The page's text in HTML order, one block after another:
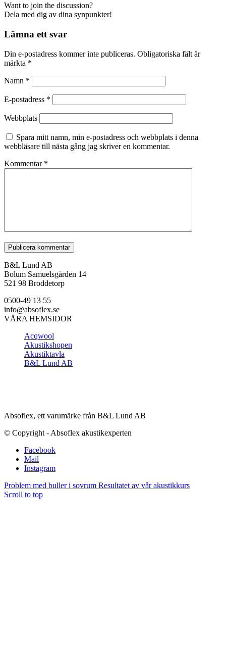
Want to join the discussion?
Dela med dig av dina synpunkter!
Lämna ett svar
Din e-postadress kommer inte publiceras. Obligatoriska fält är
märkta *
Namn *
E-postadress *
Webbplats
Spara mitt namn, min e-postadress och webbplats i denna
webbläsare till nästa gång jag skriver en kommentar.
Kommentar *
B&L Lund AB
Bolum Samuelsgården 14
521 98 Broddetorp
0500-49 13 55
info@absoflex.se
VÅRA HEMSIDOR
Acqwool
Akustikshopen
Akustiktavla
B&L Lund AB
Absoflex, ett varumärke från B&L Lund AB
© Copyright - Absoflex akustikexperten
Facebook
Mail
Instagram
Problem med buller i sovrum Resultatet av vår akustikkurs
Scroll to top